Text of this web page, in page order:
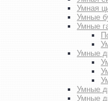
Умная
Умные
Умные
Умные
Умные
Умные